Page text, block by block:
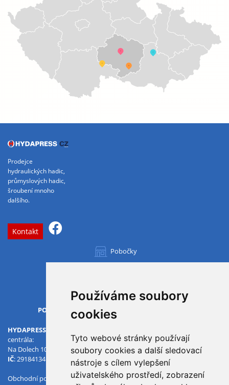
Používáme soubory
cookies
Tyto webové stránky používají
soubory cookies a další sledovací
nástroje s cílem vylepšení
uživatelského prostředí, zobrazení
Prodejce
hydraulických hadic,
průmyslových hadic,
šroubení mnoho
dalšího.
Kontakt
Pobočky
OTVÍRACÍ DOBA
PO-PÁ
HYDAPRESS CZ s.r.o.
centrála:
Na Dolech 109 586 01 Jihlava
IČ: 29184134 : CZ29184134
Obchodní podmínky